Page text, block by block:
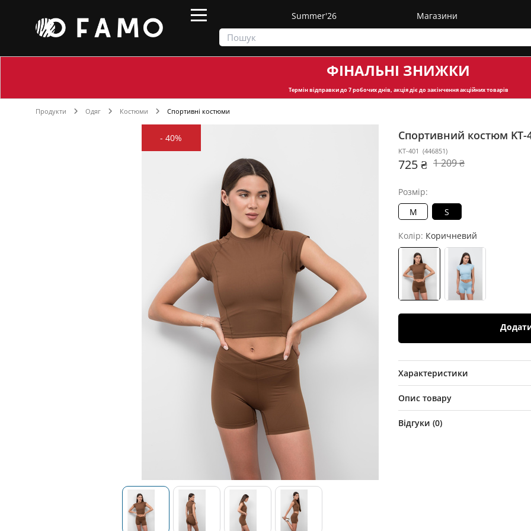
Summer'26 Магазини
ФІНАЛЬНІ ЗНИЖКИ
Термін відправкидо 7 робочих днів, акція діє до закінчення акційних товарів
Продукти Одяг Костюми Спортивні костюми
-40% Спортивний костюм KT-
KT-401 (446851)
725 ₴ 1 209 ₴
Розмір:
M
S
Колір: Коричневий
Характеристики
Опис товару
Відгуки (0)